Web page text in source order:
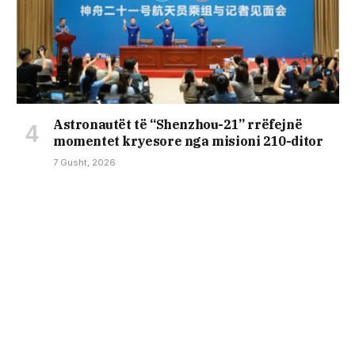
Astronautët të “Shenzhou-21” rrëfejnë
momentet kryesore nga misioni 210-ditor
7 Gusht, 2026